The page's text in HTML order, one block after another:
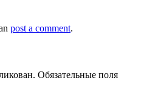
post a comment.
Обязательные поля